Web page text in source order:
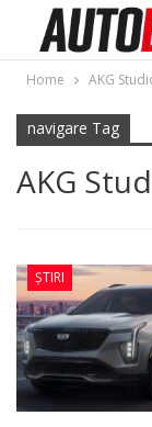
Home AKG
navigare Tag
AKG
ȘTIRI